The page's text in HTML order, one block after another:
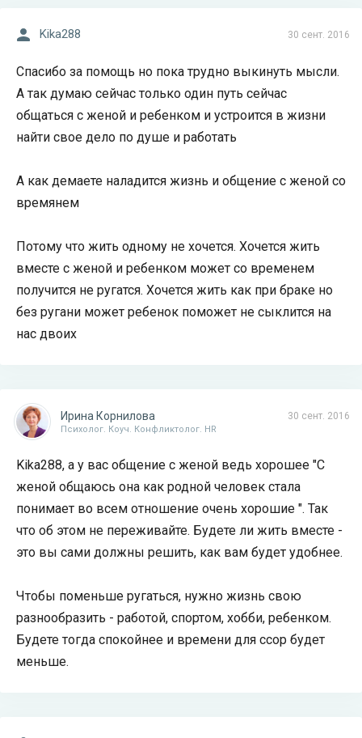
30 сент. 2016
Kika288
Спасибо за помощь но пока трудно выкинуть мысли.
А так думаю сейчас только один путь сейчас
общаться с женой и ребенком и устроится в жизни
найти свое дело по душе и работать
А как демаете наладится жизнь и общение с женой со
времянем
Потому что жить одному не хочется. Хочется жить
вместе с женой и ребенком может со временем
получится не ругатся. Хочется жить как при браке но
без ругани может ребенок поможет не сыклится на
нас двоих
30 сент. 2016
Ирина Корнилова
Психолог. Коуч. Конфликтолог. HR
Kika288, а у вас общение с женой ведь хорошее "С
женой общаюсь она как родной человек стала
понимает во всем отношение очень хорошие ". Так
что об этом не переживайте. Будете ли жить вместе -
это вы сами должны решить, как вам будет удобнее.
Чтобы поменьше ругаться, нужно жизнь свою
разнообразить - работой, спортом, хобби, ребенком.
Будете тогда спокойнее и времени для ссор будет
меньше.